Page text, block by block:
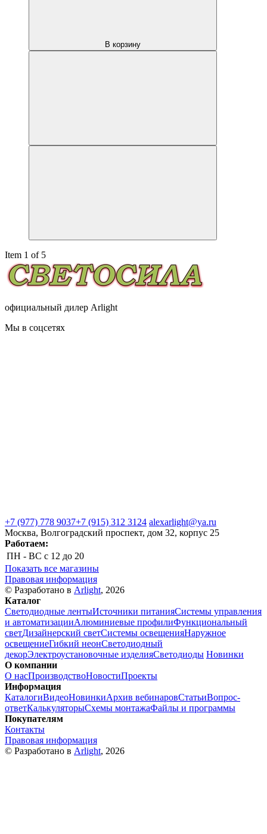
В корзину
Item 1 of 5
официальный дилер Arlight
Мы в соцсетях
+7 (977) 778 9037+7 (915) 312 3124 alexarlight@ya.ru
Москва, Волгоградский проспект, дом 32, корпус 25
Работаем:
ПН - ВС с 12 до 20
Показать все магазины
Правовая информация
© Разработано в Arlight, 2026
Каталог
Светодиодные лентыИсточники питанияСистемы управления
и автоматизацииАлюминиевые профилиФункциональный
светДизайнерский светСистемы освещенияНаружное
освещениеГибкий неонСветодиодный
декорЭлектроустановочные изделияСветодиоды Новинки
О компании
О насПроизводствоНовостиПроекты
Информация
КаталогиВидеоНовинкиАрхив вебинаровСтатьиВопрос-
ответКалькуляторыСхемы монтажаФайлы и программы
Покупателям
Контакты
Правовая информация
© Разработано в Arlight, 2026